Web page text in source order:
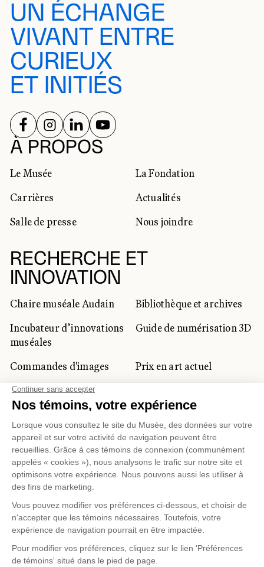
UN ÉCHANGE
VIVANT ENTRE
CURIEUX
ET INITIÉS
À PROPOS
Le Musée
La Fondation
Carrières
Actualités
Salle de presse
Nous joindre
RECHERCHE ET
INNOVATION
Chaire muséale Audain
Bibliothèque et archives
Incubateur d’innovations
muséales
Guide de numérisation 3D
Commandes d'images
Prix en art actuel
Prix Lynne-Cohen
CLIENTÈLE CORPORATIVE
ET PRIVÉE
Location d'espaces
Activités corporatives
professionnels du
tourisme
RÉSEAUX SOCIAUX
SUIVEZ-NOUS SUR
SUIVEZ-NOUS SUR
SUIVEZ-NOUS SUR
SUIVEZ-NOUS SUR
Gestion des témoinsPolitique de confidentialité